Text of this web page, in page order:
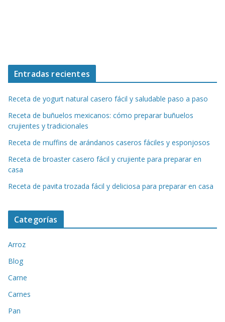
Entradas recientes
Receta de yogurt natural casero fácil y saludable paso a paso
Receta de buñuelos mexicanos: cómo preparar buñuelos
crujientes y tradicionales
Receta de muffins de arándanos caseros fáciles y esponjosos
Receta de broaster casero fácil y crujiente para preparar en
casa
Receta de pavita trozada fácil y deliciosa para preparar en casa
Categorías
Arroz
Blog
Carne
Carnes
Pan